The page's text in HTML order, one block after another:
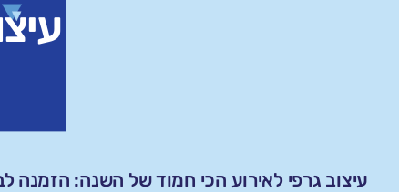
עיצוב גרפי לאירוע הכי חמוד של השנה: הזמנה